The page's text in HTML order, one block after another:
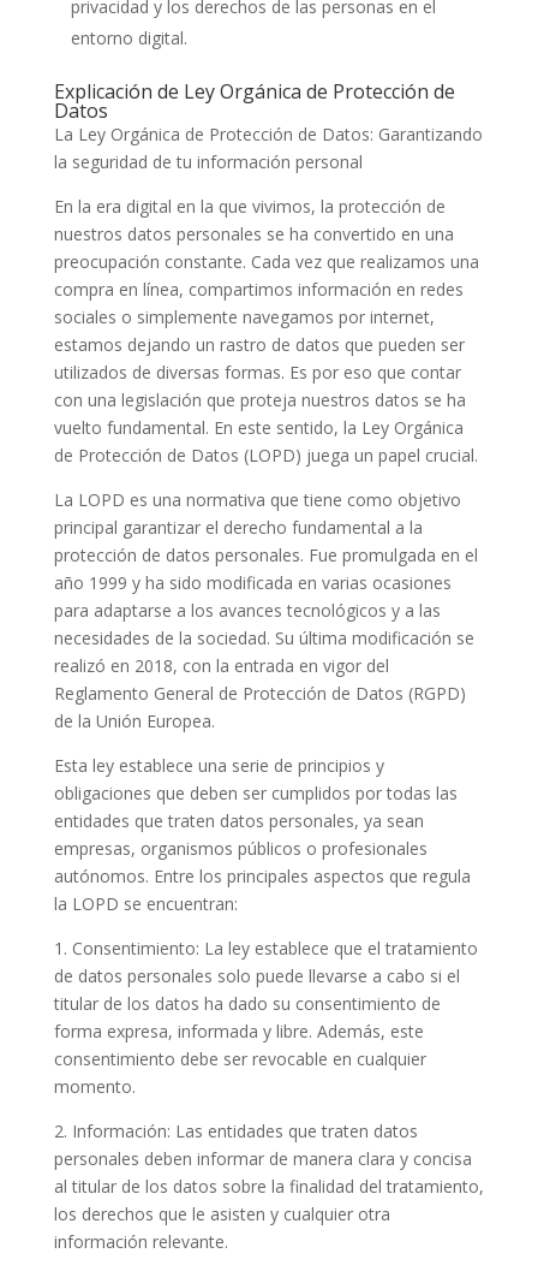
privacidad y los derechos de las personas en el
entorno digital.
Explicación de Ley Orgánica de Protección de
Datos
La Ley Orgánica de Protección de Datos: Garantizando
la seguridad de tu información personal
En la era digital en la que vivimos, la protección de
nuestros datos personales se ha convertido en una
preocupación constante. Cada vez que realizamos una
compra en línea, compartimos información en redes
sociales o simplemente navegamos por internet,
estamos dejando un rastro de datos que pueden ser
utilizados de diversas formas. Es por eso que contar
con una legislación que proteja nuestros datos se ha
vuelto fundamental. En este sentido, la Ley Orgánica
de Protección de Datos (LOPD) juega un papel crucial.
La LOPD es una normativa que tiene como objetivo
principal garantizar el derecho fundamental a la
protección de datos personales. Fue promulgada en el
año 1999 y ha sido modificada en varias ocasiones
para adaptarse a los avances tecnológicos y a las
necesidades de la sociedad. Su última modificación se
realizó en 2018, con la entrada en vigor del
Reglamento General de Protección de Datos (RGPD)
de la Unión Europea.
Esta ley establece una serie de principios y
obligaciones que deben ser cumplidos por todas las
entidades que traten datos personales, ya sean
empresas, organismos públicos o profesionales
autónomos. Entre los principales aspectos que regula
la LOPD se encuentran:
1. Consentimiento: La ley establece que el tratamiento
de datos personales solo puede llevarse a cabo si el
titular de los datos ha dado su consentimiento de
forma expresa, informada y libre. Además, este
consentimiento debe ser revocable en cualquier
momento.
2. Información: Las entidades que traten datos
personales deben informar de manera clara y concisa
al titular de los datos sobre la finalidad del tratamiento,
los derechos que le asisten y cualquier otra
información relevante.